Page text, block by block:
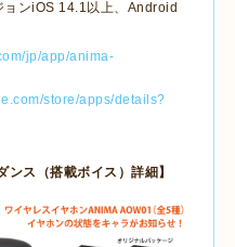
ンiOS 14.1以上、Android
jp/app/anima-
store/apps/details?
ンス（搭載ボイス）詳細】